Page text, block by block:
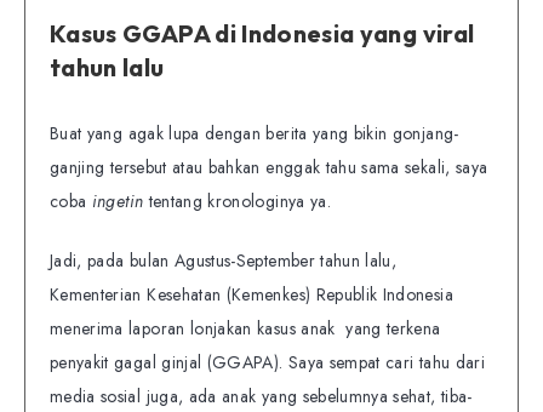
Kasus GGAPA di Indonesia yang viral
tahun lalu
Buat yang agak lupa dengan berita yang bikin gonjang-
ganjing tersebut atau bahkan enggak tahu sama sekali, saya
coba ingetintentang kronologinya ya.
Jadi, pada bulan Agustus-September tahun lalu,
Kementerian Kesehatan (Kemenkes) Republik Indonesia
menerima laporan lonjakan kasus anak yang terkena
penyakit gagal ginjal (GGAPA). Saya sempat cari tahu dari
media sosial juga, ada anak yang sebelumnya sehat, tiba-